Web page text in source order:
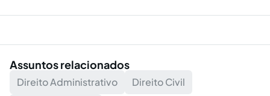
Assuntos relacionados
Direito Administrativo
Direito Civil